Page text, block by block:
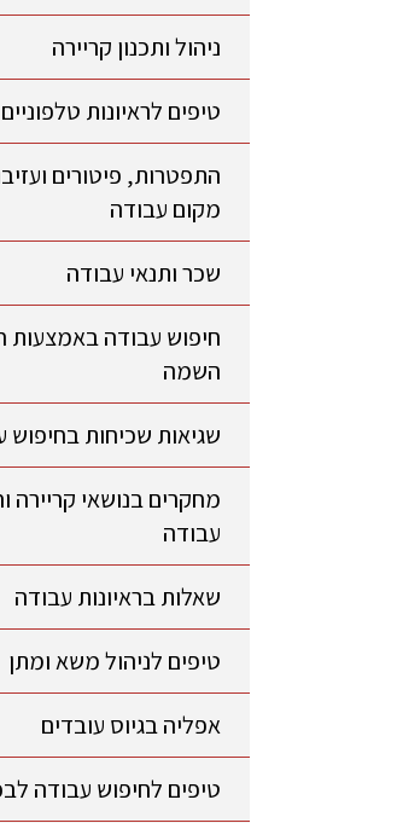
ניהול ותכנון קריירה
טיפים לראיונות טלפוניים
התפטרות, פיטורים
מקום עבודה
שכר ותנאי עבודה
חיפוש עבודה באמצעות
השמה
שגיאות שכיחות בחיפוש
מחקרים בנושאי קריירה
עבודה
שאלות בראיונות עבודה
טיפים לניהול משא ומתן
אפליה בגיוס עובדים
טיפים לחיפוש עבודה